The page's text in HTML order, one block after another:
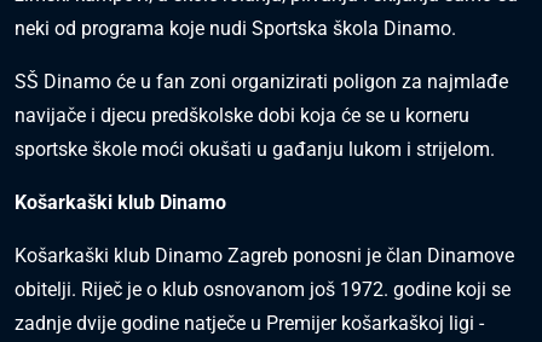
neki od programa koje nudi Sportska škola Dinamo.
SŠ Dinamo će u fan zoni organizirati poligon za najmlađe
navijače i djecu predškolske dobi koja će se u korneru
sportske škole moći okušati u gađanju lukom i strijelom.
Košarkaški klub Dinamo
Košarkaški klub Dinamo Zagreb ponosni je član Dinamove
obitelji. Riječ je o klub osnovanom još 1972. godine koji se
zadnje dvije godine natječe u Premijer košarkaškoj ligi -